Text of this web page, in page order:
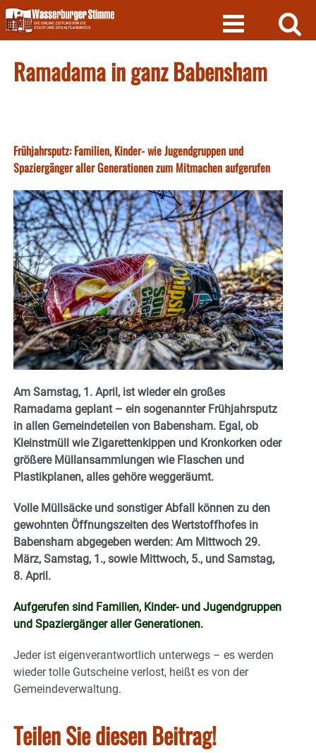
Skip
to
content
Ramadama in ganz Babensham
Frühjahrsputz: Familien, Kinder- wie Jugendgruppen und
Spaziergänger aller Generationen zum Mitmachen aufgerufen
Am Samstag, 1. April, ist wieder ein großes
Ramadama geplant – ein sogenannter Frühjahrsputz
in allen Gemeindeteilen von Babensham. Egal, ob
Kleinstmüll wie Zigarettenkippen und Kronkorken oder
größere Müllansammlungen wie Flaschen und
Plastikplanen, alles gehöre weggeräumt.
Volle Müllsäcke und sonstiger Abfall können zu den
gewohnten Öffnungszeiten des Wertstoffhofes in
Babensham abgegeben werden: Am Mittwoch 29.
März, Samstag, 1., sowie Mittwoch, 5., und Samstag,
8. April.
Aufgerufen sind Familien, Kinder- und Jugendgruppen
und Spaziergänger aller Generationen.
Jeder ist eigenverantwortlich unterwegs – es werden
wieder tolle Gutscheine verlost, heißt es von der
Gemeindeverwaltung.
Teilen Sie diesen Beitrag!